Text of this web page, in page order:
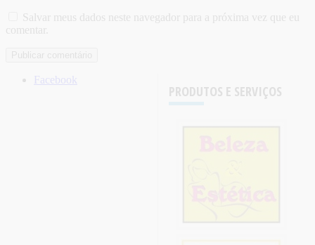
Salvar meus dados neste navegador para a próxima vez que eu
comentar.
PRODUTOS E SERVIÇOS
Facebook